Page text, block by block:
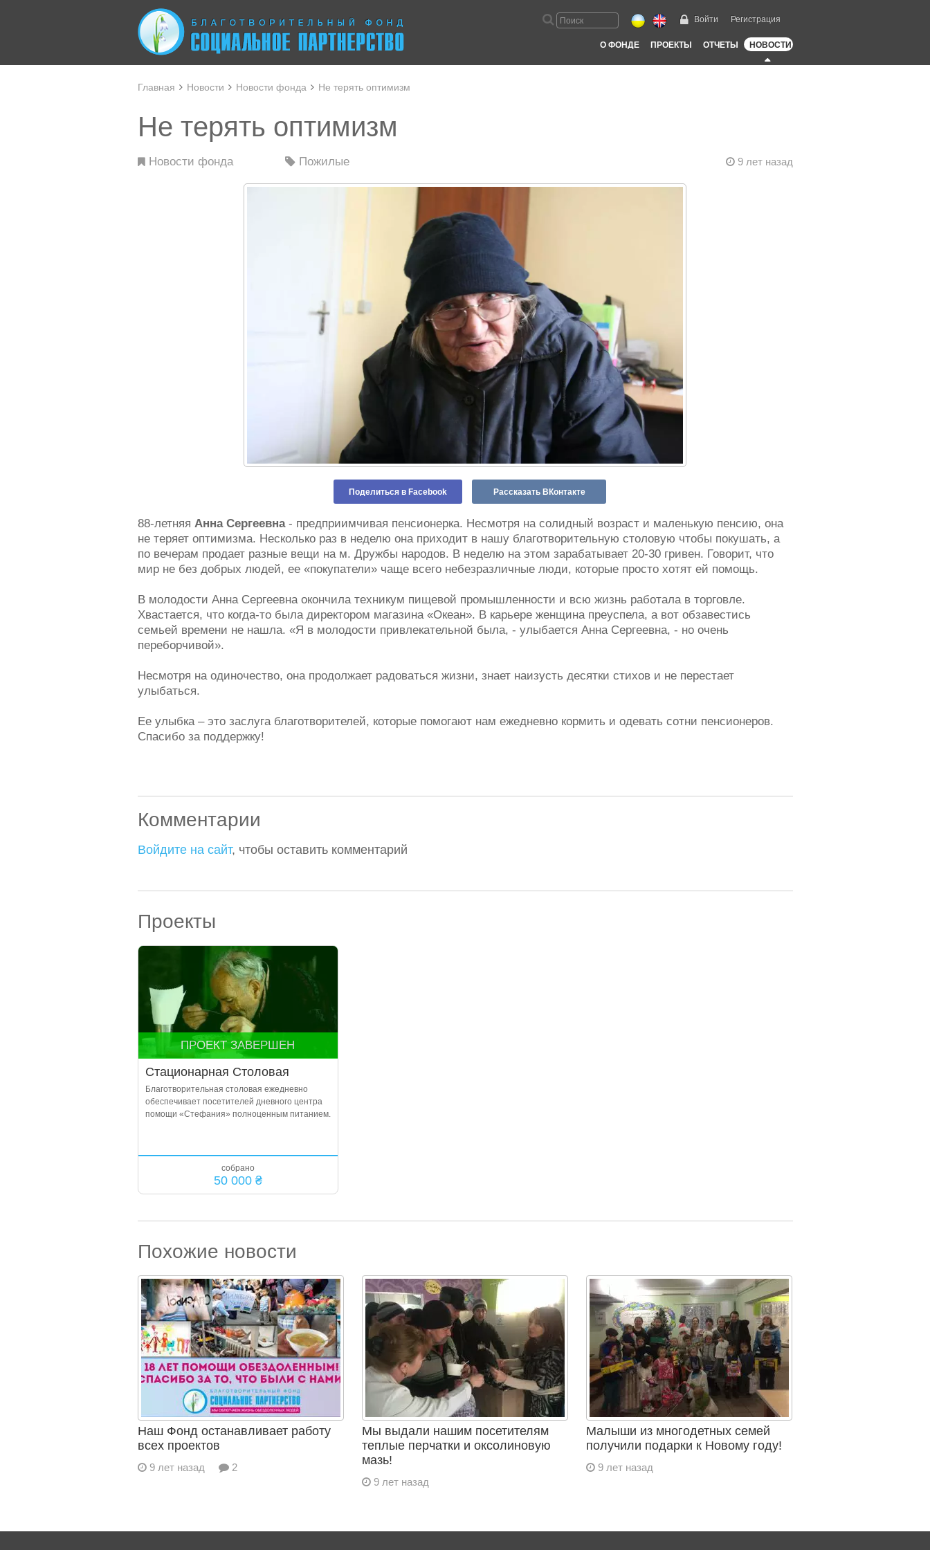
Войти Регистрация
О ФОНДЕ ПРОЕКТЫ ОТЧЕТЫ НОВОСТИ
Главная Новости Новости фонда Не терять оптимизм
Не терять оптимизм
Новости фонда Пожилые 9 лет назад
Поделиться в Facebook Рассказать ВКонтакте
88-летняя Анна Сергеевна - предприимчивая пенсионерка. Несмотря на солидный возраст и маленькую пенсию, она
не теряет оптимизма. Несколько раз в неделю она приходит в нашу благотворительную столовую чтобы покушать, а
по вечерам продает разные вещи на м. Дружбы народов. В неделю на этом зарабатывает 20-30 гривен. Говорит, что
мир не без добрых людей, ее «покупатели» чаще всего небезразличные люди, которые просто хотят ей помощь.
В молодости Анна Сергеевна окончила техникум пищевой промышленности и всю жизнь работала в торговле.
Хвастается, что когда-то была директором магазина «Океан». В карьере женщина преуспела, а вот обзавестись
семьей времени не нашла. «Я в молодости привлекательной была, - улыбается Анна Сергеевна, - но очень
переборчивой».
Несмотря на одиночество, она продолжает радоваться жизни, знает наизусть десятки стихов и не перестает
улыбаться.
Ее улыбка – это заслуга благотворителей, которые помогают нам ежедневно кормить и одевать сотни пенсионеров.
Спасибо за поддержку!
Комментарии
Войдите на сайт, чтобы оставить комментарий
Проекты
ПРОЕКТ ЗАВЕРШЕН
Стационарная Столовая
Благотворительная столовая ежедневно
обеспечивает посетителей дневного центра
помощи «Стефания» полноценным питанием.
собрано
50 000 ₴
Похожие новости
Наш Фонд останавливает работу
всех проектов
9 лет назад 2
Мы выдали нашим посетителям
теплые перчатки и оксолиновую
мазь!
9 лет назад
Малыши из многодетных семей
получили подарки к Новому году!
9 лет назад